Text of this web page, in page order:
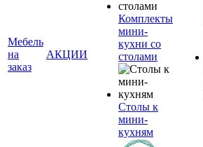
Мебель
на
заказ
АКЦИИ
Комплекты
мини-
кухни со
столами
Столы к
мини-
кухням